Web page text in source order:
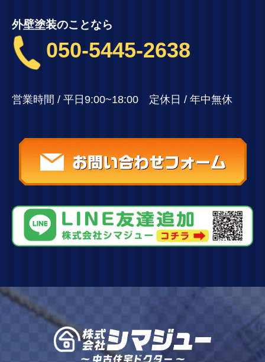
外壁塗装のことなら
050-5445-2638
営業時間 / 平日9:00~18:00 定休日 / 年中無休